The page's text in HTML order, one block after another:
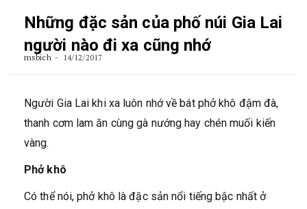
Những đặc sản của phố núi Gia Lai
người nào đi xa cũng nhớ
msbich 14/12/2017
Người Gia Lai khi xa luôn nhớ về bát phở khô đậm đà,
thanh cơm lam ăn cùng gà nướng hay chén muối kiến
vàng.
Phở khô
Có thể nói, phở khô là đặc sản nổi tiếng bậc nhất ở